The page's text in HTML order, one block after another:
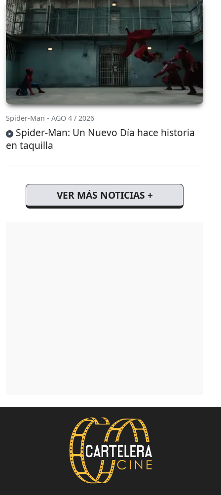
Spider-Man - AGO 4 / 2026
Spider-Man: Un Nuevo Día hace historia
en taquilla
VER MÁS NOTICIAS +